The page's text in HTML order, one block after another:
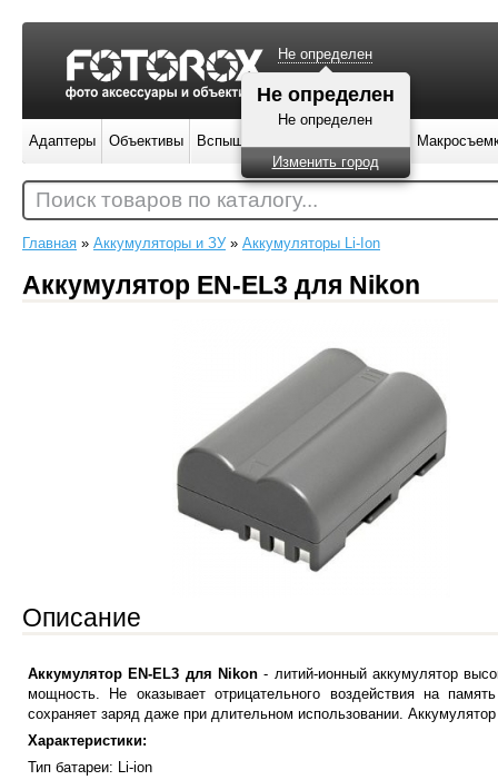
Главная » Аккумуляторы и ЗУ » Аккумуляторы Li-Ion
Аккумулятор EN-EL3 для Nikon
Описание
Аккумулятор EN-EL3 для Nikon - литий-ионный аккумулятор
мощность. Не оказывает отрицательного воздействия на
сохраняет заряд даже при длительном использовании.
Характеристики:
Тип батареи: Li-ion
Не определен
Не определен
Не определен
Изменить город
Адаптеры Объективы Вспышки
Поиск товаров по каталогу...